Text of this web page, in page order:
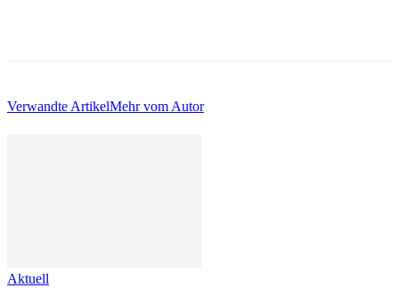
Verwandte ArtikelMehr vom Autor
Aktuell